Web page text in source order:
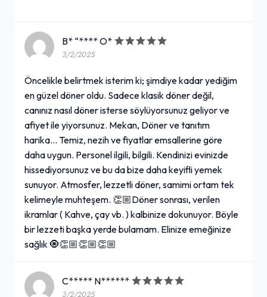
B* “**** O*
3/2/2025
Öncelikle belirtmek isterim ki; şimdiye kadar yediğim
en güzel döner oldu. Sadece klasik döner değil,
canınız nasıl döner isterse söylüyorsunuz geliyor ve
afiyet ile yiyorsunuz. Mekan, Döner ve tanıtım
harika... Temiz, nezih ve fiyatlar emsallerine göre
daha uygun. Personel ilgili, bilgili. Kendinizi evinizde
hissediyorsunuz ve bu da bize daha keyifli yemek
sunuyor. Atmosfer, lezzetli döner, samimi ortam tek
kelimeyle muhteşem. 👏🏼Döner sonrası, verilen
ikramlar ( Kahve, çay vb. ) kalbinize dokunuyor. Böyle
bir lezzeti başka yerde bulamam. Elinize emeğinize
sağlık 🧿👏🏼👏🏼👏🏼
C***** N******